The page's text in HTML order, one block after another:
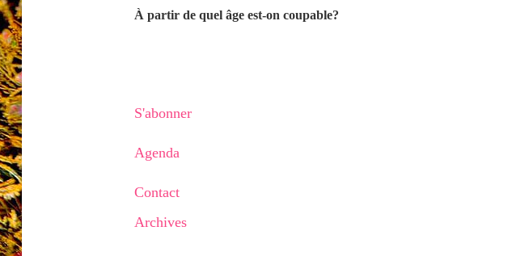
À partir de quel âge est-on coupable?
S'abonner
Agenda
Contact
Archives